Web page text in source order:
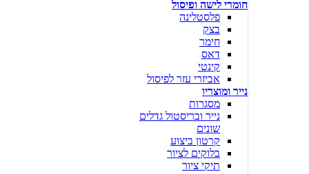
חומרי לישה ופיסול
פלסטלינה
בצק
חימר
דאס
קינטי
אביזרי עזר לפיסול
נייר ומוצריו
מסגרות
נייר ובריסטול גדלים
שונים
קרטון ביצוע
בלוקים לציור
תיקי ציור